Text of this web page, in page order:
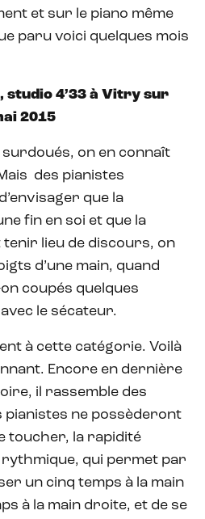
et sur le piano même
paru voici quelques mois
studio 4’33 à Vitry sur
2015
surdoués, on en connaît
des pianistes
que la
fin en soi et que la
lieu de discours, on
d’une main, quand
coupés quelques
le sécateur.
à cette catégorie. Voilà
Encore en dernière
il rassemble des
pianistes ne possèderont
toucher, la rapidité
qui permet par
un cinq temps à la main
à la main droite, et de se